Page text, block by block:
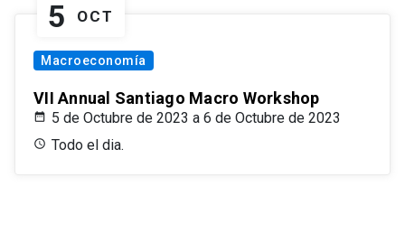
5 OCT
Macroeconomía
VII Annual Santiago Macro Workshop
5 de Octubre de 2023 a 6 de Octubre de 2023
Todo el dia.